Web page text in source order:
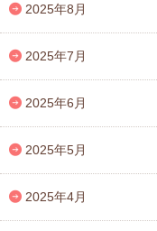
2025年8月
2025年7月
2025年6月
2025年5月
2025年4月